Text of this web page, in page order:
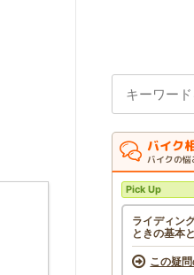
バイク
バイクの
Pick Up
ライディン
ときの基本
この疑